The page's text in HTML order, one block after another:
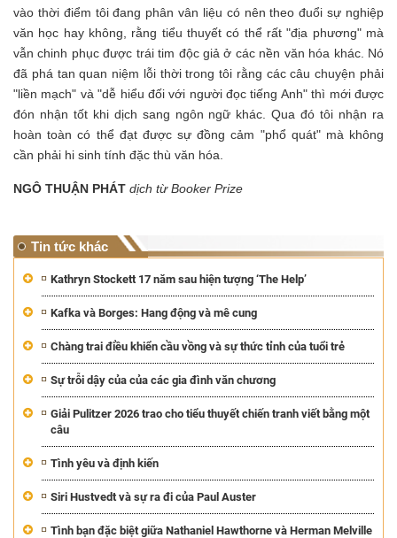
vào thời điểm tôi đang phân vân liệu có nên theo đuổi sự nghiệp
văn học hay không, rằng tiểu thuyết có thể rất "địa phương" mà
vẫn chinh phục được trái tim độc giả ở các nền văn hóa khác. Nó
đã phá tan quan niệm lỗi thời trong tôi rằng các câu chuyện phải
"liền mạch" và "dễ hiểu đối với người đọc tiếng Anh" thì mới được
đón nhận tốt khi dịch sang ngôn ngữ khác. Qua đó tôi nhận ra
hoàn toàn có thể đạt được sự đồng cảm "phổ quát" mà không
cần phải hi sinh tính đặc thù văn hóa.
NGÔ THUẬN PHÁT dịch từ Booker Prize
Tin tức khác
Kathryn Stockett 17 năm sau hiện tượng ‘The Help’
Kafka và Borges: Hang động và mê cung
Chàng trai điều khiển cầu vồng và sự thức tỉnh của tuổi trẻ
Sự trỗi dậy của của các gia đình văn chương
Giải Pulitzer 2026 trao cho tiểu thuyết chiến tranh viết bằng một
câu
Tình yêu và định kiến
Siri Hustvedt và sự ra đi của Paul Auster
Tình bạn đặc biệt giữa Nathaniel Hawthorne và Herman Melville